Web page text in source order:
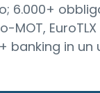
6.000+
MOT, EuroTLX
banking in un